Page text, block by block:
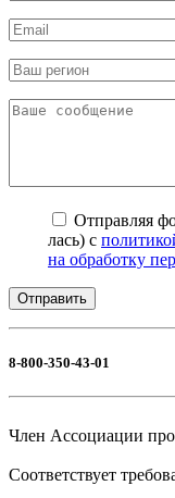
Отправляя
лась) с
на обработку
8-800-350-43-01
Член Ассоциации
Соответствует